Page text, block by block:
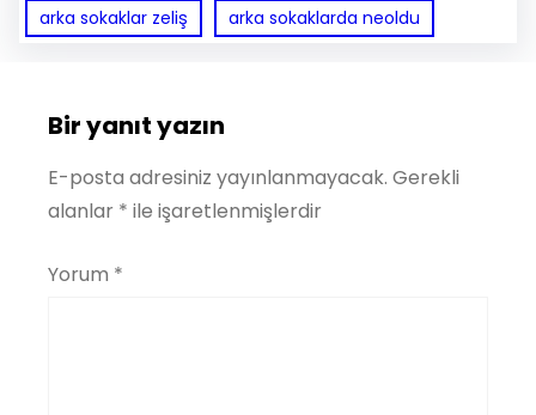
arka sokaklar zeliş arka sokaklarda neoldu
Bir yanıt yazın
E-posta adresiniz yayınlanmayacak. Gerekli
alanlar * ile işaretlenmişlerdir
Yorum *